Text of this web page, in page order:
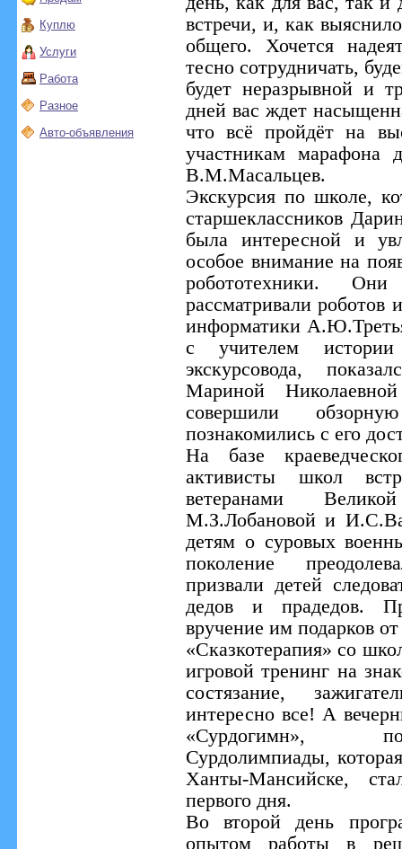
Куплю
Услуги
Работа
Разное
Авто-объявления
встречи, и, как
общего. Хочется
тесно сотрудничать,
будет неразрывной и
дней вас ждет
что всё пройдёт на
участникам марафона
В.М.Масальцев.
Экскурсия по школе,
старшеклассников
была интересной и
особое внимание на
робототехники.
рассматривали роботов
информатики
с учителем
экскурсовода,
Мариной
совершили
познакомились с его
На базе
активисты школ
ветеранами
М.З.Лобановой и
детям о суровых
поколение
призвали детей
дедов и прадедов.
вручение им подарков
«Сказкотерапия» со
игровой тренинг на
состязание,
интересно все! А
«Сурдогимн»,
Сурдолимпиады,
Ханты-Мансийске,
первого дня.
Во второй день
опытом работы в